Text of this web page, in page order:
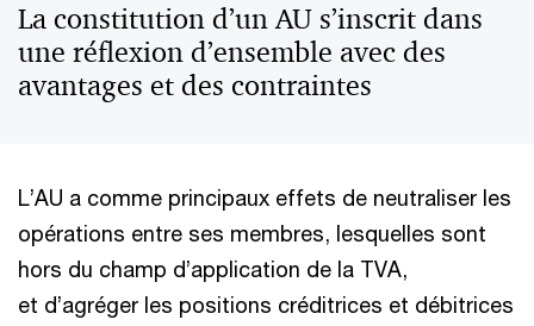
La constitution d’un AU s’inscrit dans
une réflexion d’ensemble avec des
avantages et des contraintes
L’AU a comme principaux effets de neutraliser les
opérations entre ses membres, lesquelles sont
hors du champ d’application de la TVA,
et d’agréger les positions créditrices et débitrices